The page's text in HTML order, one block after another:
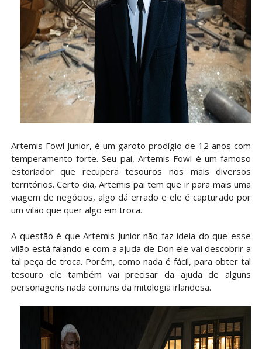
Artemis Fowl Junior, é um garoto prodígio de 12 anos com
temperamento forte. Seu pai, Artemis Fowl é um famoso
estoriador que recupera tesouros nos mais diversos
territórios. Certo dia, Artemis pai tem que ir para mais uma
viagem de negócios, algo dá errado e ele é capturado por
um vilão que quer algo em troca.
A questão é que Artemis Junior não faz ideia do que esse
vilão está falando e com a ajuda de Don ele vai descobrir a
tal peça de troca. Porém, como nada é fácil, para obter tal
tesouro ele também vai precisar da ajuda de alguns
personagens nada comuns da mitologia irlandesa.